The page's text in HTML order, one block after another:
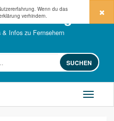
Infos zu Fernsehern
SUCHEN
Wenn du das
verhindern.